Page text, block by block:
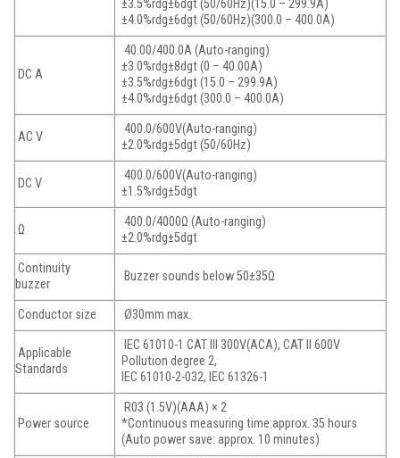
±3.5%rdg±6dgt (50/60Hz)(15.0 – 299.9A)
±4.0%rdg±6dgt (50/60Hz)(300.0 – 400.0A)
DC A
40.00/400.0A (Auto-ranging)
±3.0%rdg±8dgt (0 – 40.00A)
±3.5%rdg±6dgt (15.0 – 299.9A)
±4.0%rdg±6dgt (300.0 – 400.0A)
AC V
400.0/600V(Auto-ranging)
±2.0%rdg±5dgt (50/60Hz)
DC V
400.0/600V(Auto-ranging)
±1.5%rdg±5dgt
Ω
400.0/4000Ω (Auto-ranging)
±2.0%rdg±5dgt
Continuity
buzzer
Buzzer sounds below 50±35Ω
Conductor size Ø30mm max.
Applicable
Standards
IEC 61010-1 CAT III 300V(ACA), CAT II 600V
Pollution degree 2,
IEC 61010-2-032, IEC 61326-1
Power source
R03 (1.5V)(AAA) × 2
*Continuous measuring time:approx. 35 hours
(Auto power save: approx. 10 minutes)